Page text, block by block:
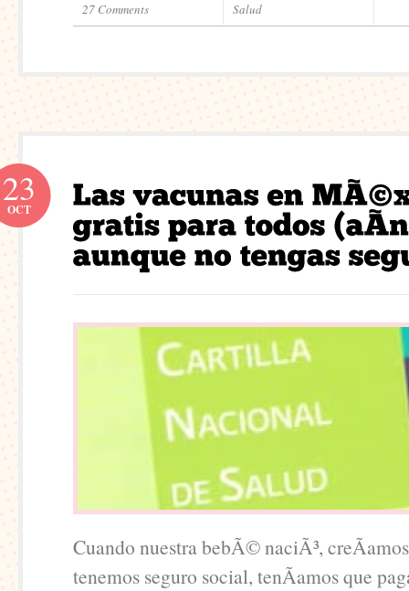
27 Comments Salud
23
OCT
Cuando nuestra bebÃ© naciÃ³,
tenemos seguro social, tenÃ­amos que